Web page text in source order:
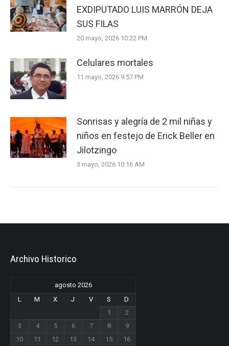
EXDIPUTADO LUIS MARRÓN DEJA
SUS FILAS
20 mayo, 2026 10:22 PM
Celulares mortales
11 mayo, 2026 9:57 PM
Sonrisas y alegría de 2 mil niñas y
niños en festejo de Erick Beller en
Jilotzingo
3 mayo, 2026 10:16 AM
Archivo Historico
agosto 2026
L
M X J V S
D
1
2
3
4 5 6 7 8
9
10
11 12 13 14 15
16